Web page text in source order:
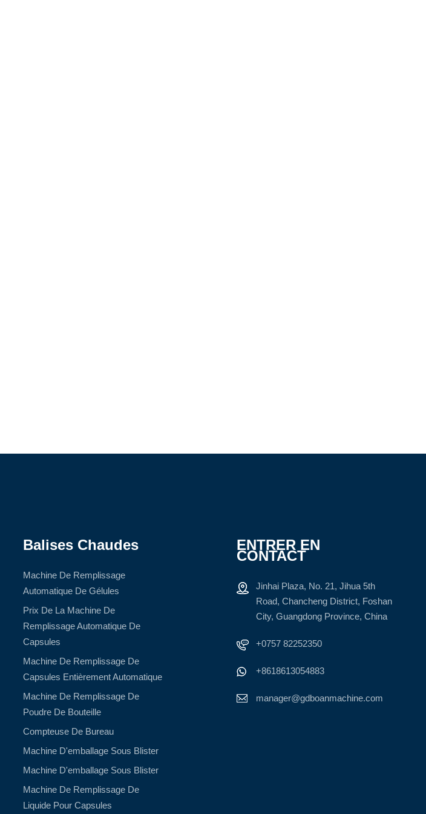
Balises Chaudes
Machine De Remplissage
Automatique De Gélules
Prix De La Machine De
Remplissage Automatique De
Capsules
Machine De Remplissage De
Capsules Entièrement Automatique
Machine De Remplissage De
Poudre De Bouteille
Compteuse De Bureau
Machine D'emballage Sous Blister
Machine D'emballage Sous Blister
Machine De Remplissage De
Liquide Pour Capsules
ENTRER EN
CONTACT
Jinhai Plaza, No. 21, Jihua 5th
Road, Chancheng District, Foshan
City, Guangdong Province, China
+0757 82252350
+8618613054883
manager@gdboanmachine.com